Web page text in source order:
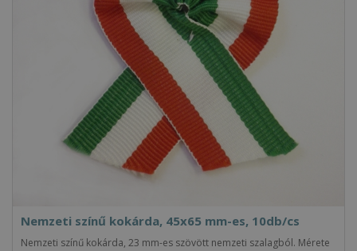
Nemzeti színű kokárda, 45x65 mm-es, 10db/cs
Nemzeti színű kokárda, 23 mm-es szövött nemzeti szalagból. Mérete